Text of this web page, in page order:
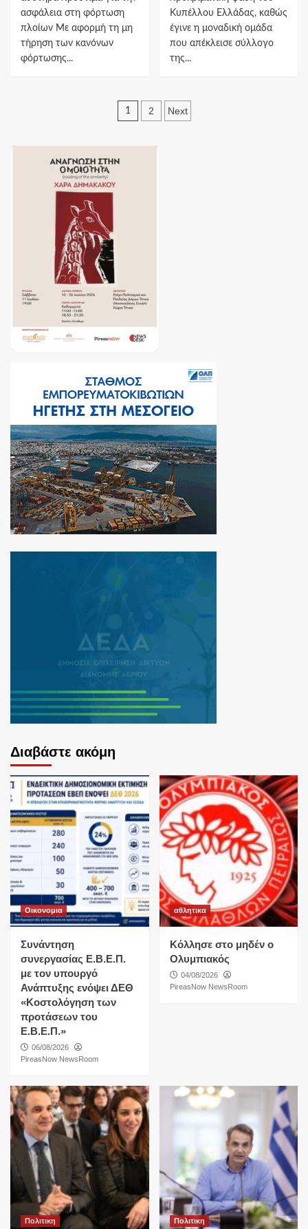
ασφάλεια στη φόρτωση
πλοίων Με αφορμή τη μη
τήρηση των κανόνων
φόρτωσης...
Κυπέλλου Ελλάδας, καθώς
έγινε η μοναδική ομάδα
που απέκλεισε σύλλογο
της...
Πλοήγηση
1 2 Next
Διαβάστε ακόμη
Οικονομια
Συνάντηση
συνεργασίας Ε.Β.Ε.Π.
με τον υπουργό
Ανάπτυξης ενόψει ΔΕΘ
«Κοστολόγηση των
προτάσεων του
Ε.Β.Ε.Π.»
06/08/2026
PireasNow NewsRoom
αθλητικα
Κόλλησε στο μηδέν ο
Ολυμπιακός
04/08/2026
PireasNow NewsRoom
Πολιτικη Πολιτικη